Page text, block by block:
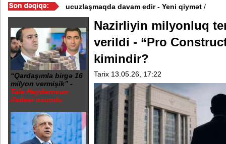
Video /Azərbaycan nefti ucuzlaşmaqda davam edir - Yeni qiymət
“Qardaşımla birgə 16
milyon vermişik” -
Tale Heydərovun
ifadəsi oxundu
Nazirliyin milyonluq
verildi - “Pro
kimindir?
Tarix 13.05.26, 17:22